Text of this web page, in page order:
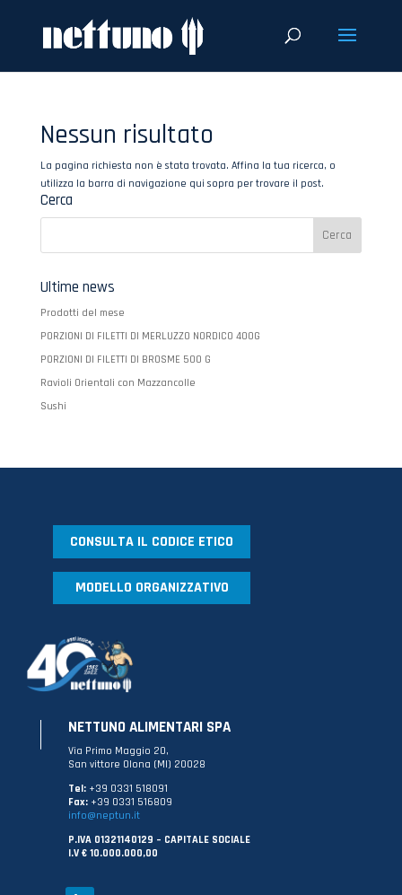
Nessun risultato
La pagina richiesta non è stata trovata. Affina la tua ricerca, o
utilizza la barra di navigazione qui sopra per trovare il post.
Cerca
Ultime news
Prodotti del mese
PORZIONI DI FILETTI DI MERLUZZO NORDICO 400G
PORZIONI DI FILETTI DI BROSME 500 G
Ravioli Orientali con Mazzancolle
Sushi
CONSULTA IL CODICE ETICO
MODELLO ORGANIZZATIVO
NETTUNO ALIMENTARI SPA
Via Primo Maggio 20,
San vittore Olona (MI) 20028
Tel: +39 0331 518091
Fax: +39 0331 516809
info@neptun.it
P.IVA 01321140129 – CAPITALE SOCIALE
I.V € 10.000.000,00